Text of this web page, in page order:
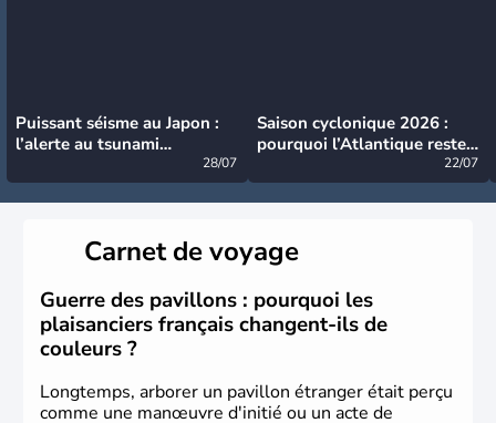
Puissant séisme au Japon :
l’alerte au tsunami
28/07
Saison cyclonique 2026 :
pourquoi l’Atlantique reste
22/07
Carnet de voyage
Guerre des pavillons : pourquoi les
plaisanciers français changent-ils de
couleurs ?
Longtemps, arborer un pavillon étranger était perçu
comme une manœuvre d'initié ou un acte de